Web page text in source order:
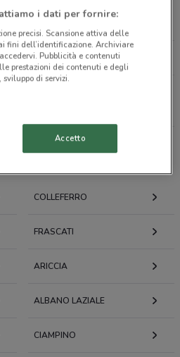
Tutti i negozi PENNY
COLLEFERRO
FRASCATI
ARICCIA
ALBANO LAZIALE
CIAMPINO
i dati per fornire:
precisi. Scansione attiva delle
fini dell’identificazione. Archiviare
Pubblicità e contenuti
prestazioni dei contenuti e degli
di servizi.
Accetto